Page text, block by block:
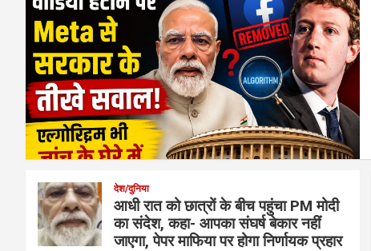
देश/दुनिया
आधी रात को छात्रों के बीच पहुंचा PM मोदी
का संदेश, कहा- आपका संघर्ष बेकार नहीं
जाएगा, पेपर माफिया पर होगा निर्णायक प्रहार